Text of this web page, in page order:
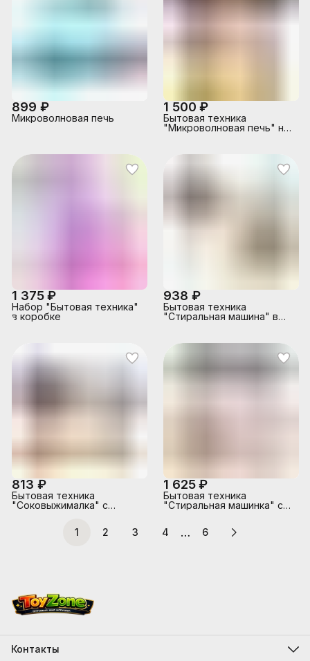
899 ₽
Микроволновая печь
1 500 ₽
Бытовая техника
"Микроволновая печь" на
коробке
1 375 ₽
Набор "Бытовая техника"
в коробке
938 ₽
Бытовая техника
"Стиральная машина" в
813 ₽
Бытовая техника
"Соковыжималка" с
1 625 ₽
Бытовая техника
"Стиральная машинка" с
1 2 3 4 … 6
Контакты